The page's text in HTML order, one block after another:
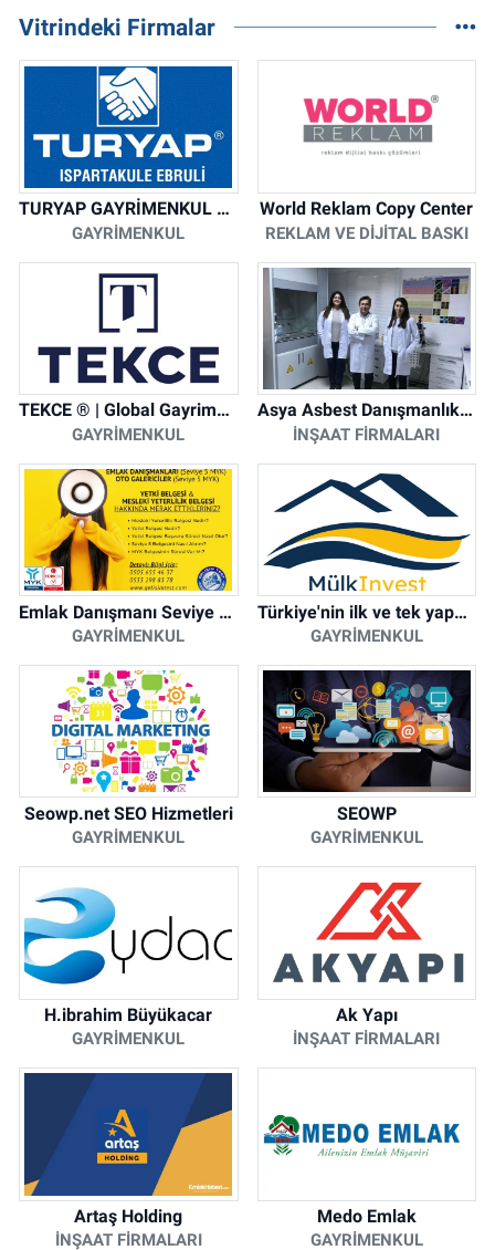
Vitrindeki Firmalar
TURYAP GAYRİMENKUL DANIŞMANLIK HİZMETLERİ
GAYRIMENKUL
World Reklam Copy Center
REKLAM VE DIJITAL BASKI
TEKCE ® | Global Gayrimenkul Şirketi
GAYRIMENKUL
Asya Asbest Danışmanlık - Asbest Söküm ve Asbest Raporu
İNŞAAT FIRMALARI
Emlak Danışmanı Seviye 5 Mesleki Yeterlilik Belgesi
GAYRIMENKUL
Türkiye'nin ilk ve tek yapay zeka destekli arsa ilan platformu
GAYRIMENKUL
Seowp.net SEO Hizmetleri
GAYRIMENKUL
SEOWP
GAYRIMENKUL
H.ibrahim Büyükacar
GAYRIMENKUL
Ak Yapı
İNŞAAT FIRMALARI
Artaş Holding
İNŞAAT FIRMALARI
Medo Emlak
GAYRIMENKUL